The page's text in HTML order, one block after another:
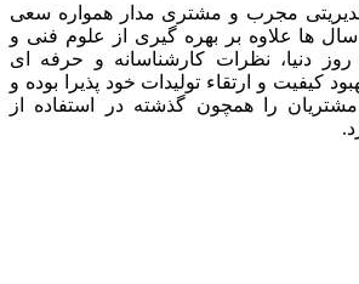
مدیریتی مجرب و مشتری مدار همواره سعی
ها علاوه بر بهره گیری از علوم فنی و
روز دنیا، نظرات کارشناسانه و حرفه ای
کیفیت و ارتقاء تولیدات خود پذیرا بوده و
را همچون گذشته در استفاده از